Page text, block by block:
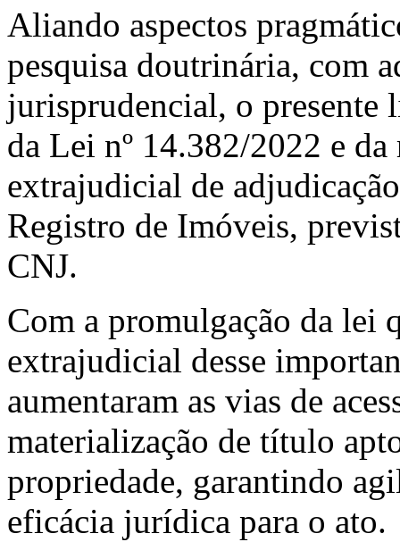
Aliando aspectos
pesquisa doutrinária, com
jurisprudencial, o presente
da Lei nº 14.382/2022 e
extrajudicial de
Registro de Imóveis,
CNJ.
Com a promulgação da lei
extrajudicial desse
aumentaram as vias de
materialização de título
propriedade, garantindo
eficácia jurídica para o ato.